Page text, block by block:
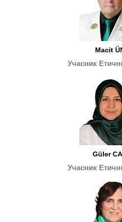
Macit
Учасник
Güler
Учасник